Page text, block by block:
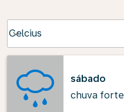
Celcius
keyboard_arrow_down
sábado
chuva forte